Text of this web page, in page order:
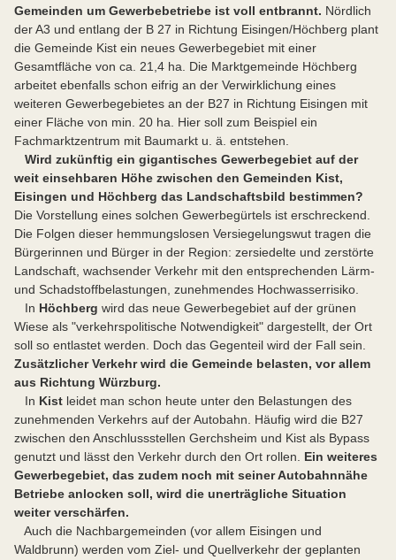
Gemeinden um Gewerbebetriebe ist voll entbrannt. Nördlich
der A3 und entlang der B 27 in Richtung Eisingen/Höchberg plant
die Gemeinde Kist ein neues Gewerbegebiet mit einer
Gesamtfläche von ca. 21,4 ha. Die Marktgemeinde Höchberg
arbeitet ebenfalls schon eifrig an der Verwirklichung eines
weiteren Gewerbegebietes an der B27 in Richtung Eisingen mit
einer Fläche von min. 20 ha. Hier soll zum Beispiel ein
Fachmarktzentrum mit Baumarkt u. ä. entstehen.
Wird zukünftig ein gigantisches Gewerbegebiet auf der
weit einsehbaren Höhe zwischen den Gemeinden Kist,
Eisingen und Höchberg das Landschaftsbild bestimmen?
Die Vorstellung eines solchen Gewerbegürtels ist erschreckend.
Die Folgen dieser hemmungslosen Versiegelungswut tragen die
Bürgerinnen und Bürger in der Region: zersiedelte und zerstörte
Landschaft, wachsender Verkehr mit den entsprechenden Lärm-
und Schadstoffbelastungen, zunehmendes Hochwasserrisiko.
In Höchberg wird das neue Gewerbegebiet auf der grünen
Wiese als "verkehrspolitische Notwendigkeit" dargestellt, der Ort
soll so entlastet werden. Doch das Gegenteil wird der Fall sein.
Zusätzlicher Verkehr wird die Gemeinde belasten, vor allem
aus Richtung Würzburg.
In Kist leidet man schon heute unter den Belastungen des
zunehmenden Verkehrs auf der Autobahn. Häufig wird die B27
zwischen den Anschlussstellen Gerchsheim und Kist als Bypass
genutzt und lässt den Verkehr durch den Ort rollen. Ein weiteres
Gewerbegebiet, das zudem noch mit seiner Autobahnnähe
Betriebe anlocken soll, wird die unerträgliche Situation
weiter verschärfen.
Auch die Nachbargemeinden (vor allem Eisingen und
Waldbrunn) werden vom Ziel- und Quellverkehr der geplanten